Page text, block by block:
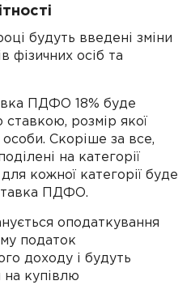
будуть введені зміни
фізичних осіб та
ПДФО 18% буде
розмір якої
Скоріше за все,
на категорії
для кожної категорії буде
ПДФО.
оподаткування
податок
доходу і будуть
на купівлю